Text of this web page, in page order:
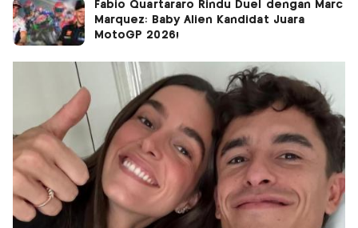
Fabio Quartararo Rindu Duel dengan Marc
Marquez: Baby Alien Kandidat Juara
MotoGP 2026!